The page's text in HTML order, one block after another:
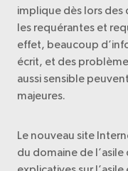
implique dès lors
les requérantes et
effet, beaucoup
écrit, et des
aussi sensible
majeures.
Le nouveau site
du domaine de